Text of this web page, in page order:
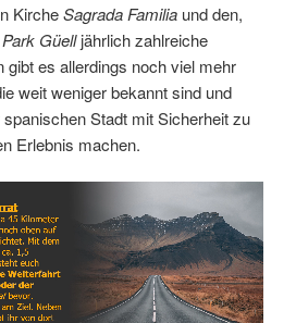
KircheSagrada Familia und den,
Park Güelljährlich zahlreiche
gibt es allerdings noch viel mehr
weit weniger bekannt sind und
Stadt mit Sicherheit zu
Erlebnis machen.
Embed